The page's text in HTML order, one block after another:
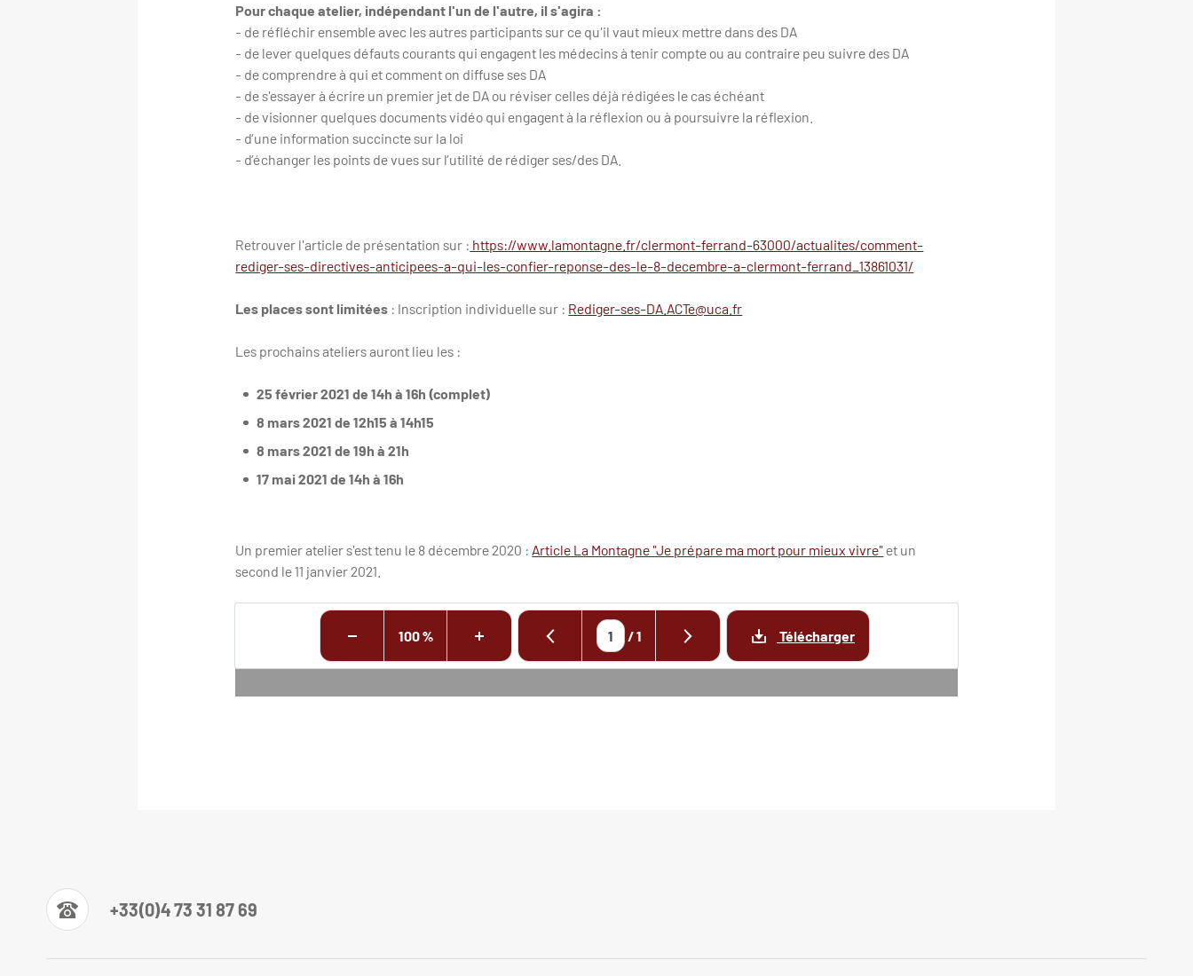
Pour chaque atelier, indépendant l'un de l'autre, il s'agira :
- de réfléchir ensemble avec les autres participants sur ce qu'il vaut mieux mettre dans des DA
- de lever quelques défauts courants qui engagent les médecins à tenir compte ou au contraire peu suivre des DA
- de comprendre à qui et comment on diffuse ses DA
- de s'essayer à écrire un premier jet de DA ou réviser celles déjà rédigées le cas échéant
- de visionner quelques documents vidéo qui engagent à la réflexion ou à poursuivre la réflexion.
- d’une information succincte sur la loi
- d’échanger les points de vues sur l’utilité de rédiger ses/des DA.
Retrouver l'article de présentation sur : https://www.lamontagne.fr/clermont-ferrand-63000/actualites/comment-
rediger-ses-directives-anticipees-a-qui-les-confier-reponse-des-le-8-decembre-a-clermont-ferrand_13861031/
Les places sont limitées : Inscription individuelle sur : Rediger-ses-DA.ACTe@uca.fr
Les prochains ateliers auront lieu les :
25 février 2021 de 14h à 16h (complet)
8 mars 2021 de 12h15 à 14h15
8 mars 2021 de 19h à 21h
17 mai 2021 de 14h à 16h
Un premier atelier s'est tenu le 8 décembre 2020 :Article La Montagne "Je prépare ma mort pour mieux vivre"et un
second le 11 janvier 2021.
100 % /1 Télécharger
+33(0)4 73 31 87 69